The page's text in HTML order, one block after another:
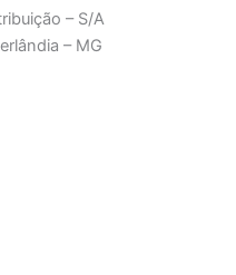
– S/A
– MG